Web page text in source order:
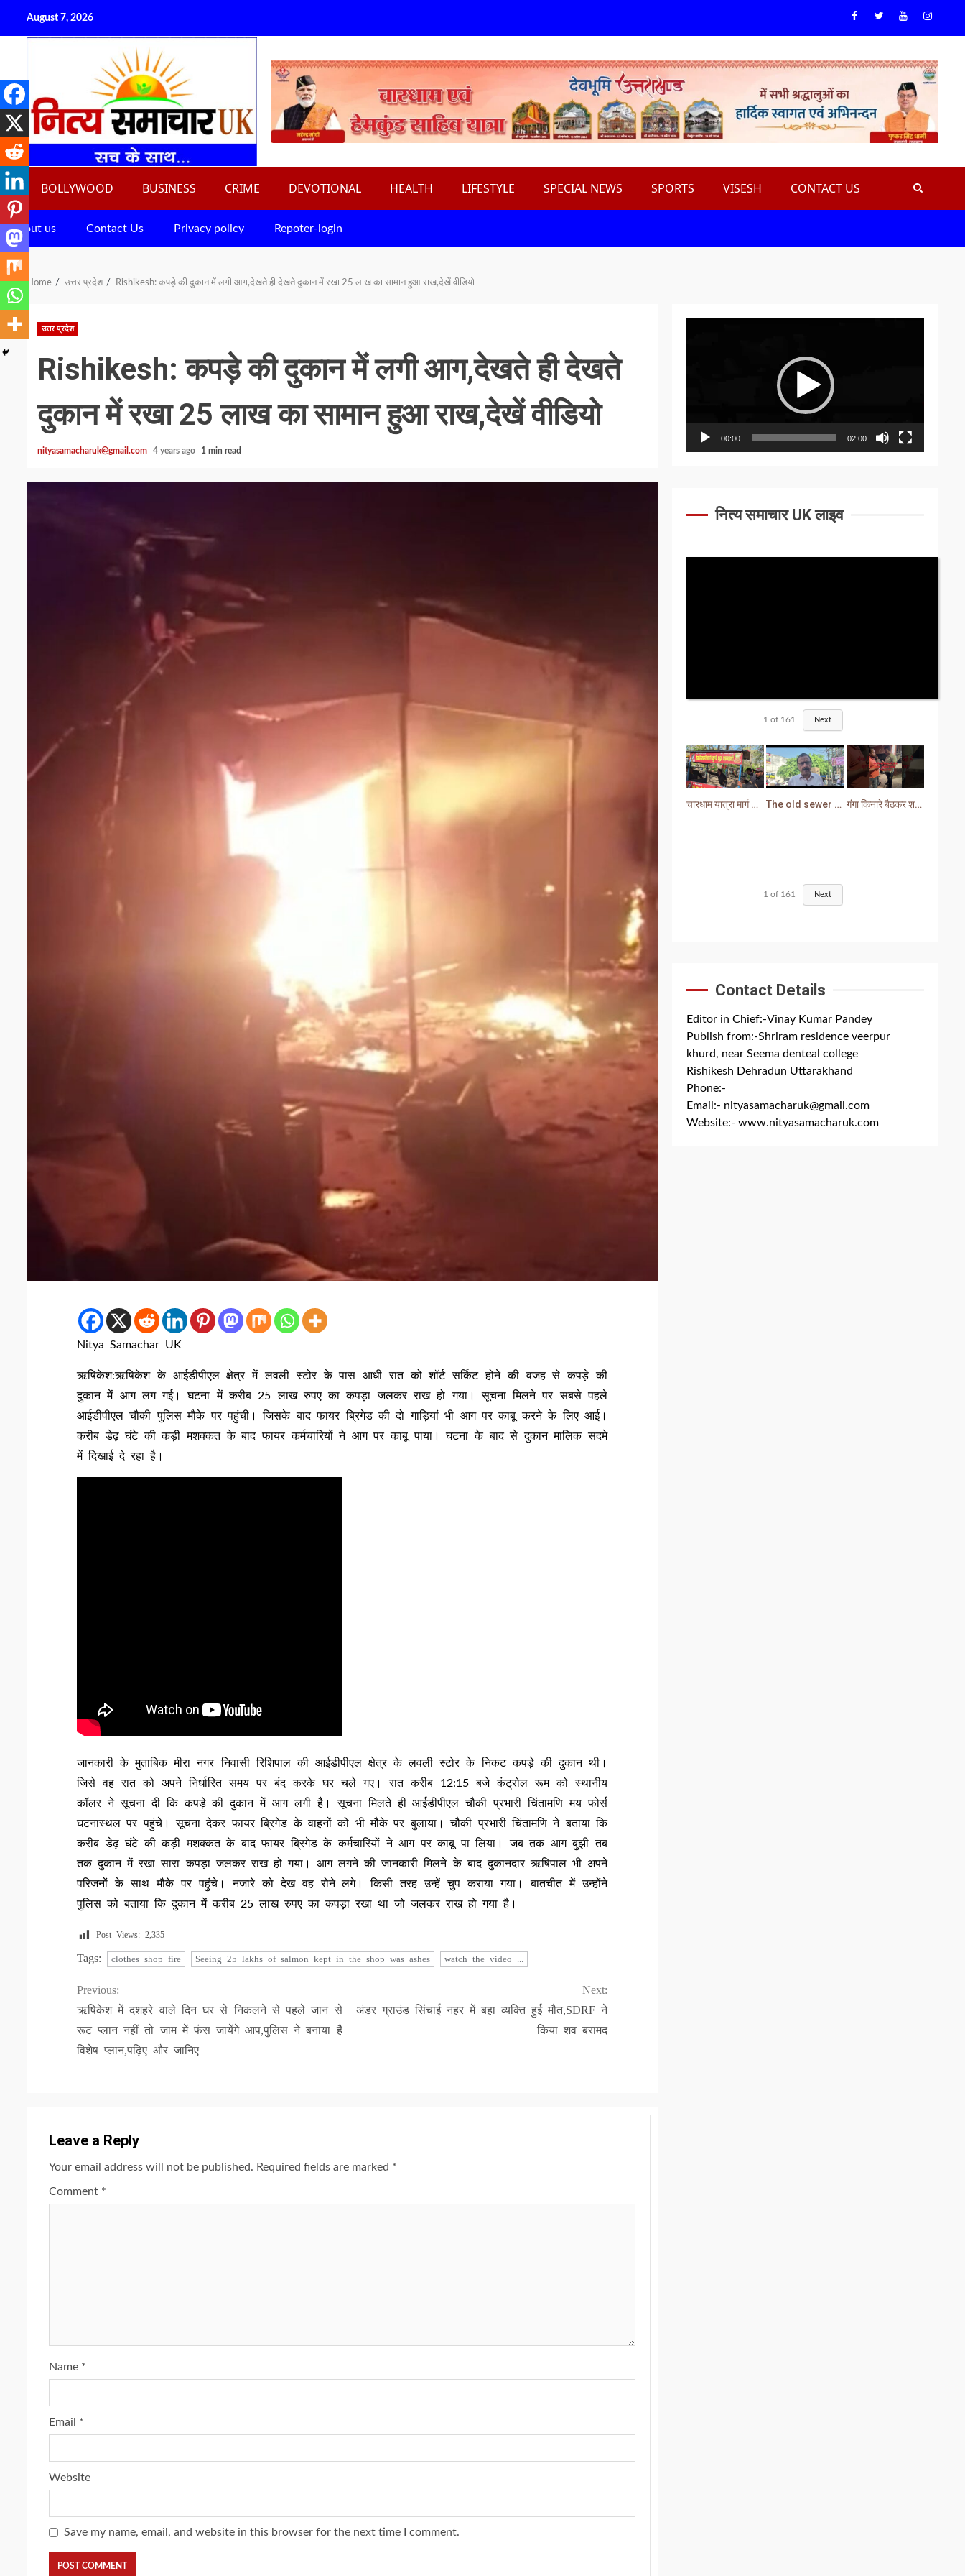
content
August 7, 2026 Facebook
TwiteerYoutube
BOLLYWOOD BUSINESS CRIME DEVOTIONAL HEALTH LIFESTYLE SPECIAL NEWS SPORTS VISESH CONTACT US
About us Contact Us Privacy policy Repoter-login
Home उत्तर प्रदेश Rishikesh: कपड़े की दुकान में लगी आग,देखते ही देखते दुकान में रखा 25 लाख का सामान हुआ राख,देखें वीडियो
उत्तर प्रदेश
Rishikesh: कपड़े की दुकान में लगी आग,देखते ही देखते
दुकान में रखा 25 लाख का सामान हुआ राख,देखें वीडियो
nityasamacharuk@gmail.com 4 years ago 1 min read
Nitya Samachar UK
ऋषिकेश:ऋषिकेश के आईडीपीएल क्षेत्र में लवली स्टोर के पास आधी रात को शॉर्ट सर्किट होने की वजह से कपड़े की
दुकान में आग लग गई। घटना में करीब 25 लाख रुपए का कपड़ा जलकर राख हो गया। सूचना मिलने पर सबसे पहले
आईडीपीएल चौकी पुलिस मौके पर पहुंची। जिसके बाद फायर ब्रिगेड की दो गाड़ियां भी आग पर काबू करने के लिए आई।
करीब डेढ़ घंटे की कड़ी मशक्कत के बाद फायर कर्मचारियों ने आग पर काबू पाया। घटना के बाद से दुकान मालिक सदमे
में दिखाई दे रहा है।
जानकारी के मुताबिक मीरा नगर निवासी रिशिपाल की आईडीपीएल क्षेत्र के लवली स्टोर के निकट कपड़े की दुकान थी।
जिसे वह रात को अपने निर्धारित समय पर बंद करके घर चले गए। रात करीब 12:15 बजे कंट्रोल रूम को स्थानीय
कॉलर ने सूचना दी कि कपड़े की दुकान में आग लगी है। सूचना मिलते ही आईडीपीएल चौकी प्रभारी चिंतामणि मय फोर्स
घटनास्थल पर पहुंचे। सूचना देकर फायर ब्रिगेड के वाहनों को भी मौके पर बुलाया। चौकी प्रभारी चिंतामणि ने बताया कि
करीब डेढ़ घंटे की कड़ी मशक्कत के बाद फायर ब्रिगेड के कर्मचारियों ने आग पर काबू पा लिया। जब तक आग बुझी तब
तक दुकान में रखा सारा कपड़ा जलकर राख हो गया। आग लगने की जानकारी मिलने के बाद दुकानदार ऋषिपाल भी अपने
परिजनों के साथ मौके पर पहुंचे। नजारे को देख वह रोने लगे। किसी तरह उन्हें चुप कराया गया। बातचीत में उन्होंने
पुलिस को बताया कि दुकान में करीब 25 लाख रुपए का कपड़ा रखा था जो जलकर राख हो गया है।
Post Views: 2,335
Tags: clothes shop fire Seeing 25 lakhs of salmon kept in the shop was ashes watch the video ...
Continue
Reading
Previous:
ऋषिकेश में दशहरे वाले दिन घर से निकलने से पहले जान से
रूट प्लान नहीं तो जाम में फंस जायेंगे आप,पुलिस ने बनाया है
विशेष प्लान,पढ़िए और जानिए
Next:
अंडर ग्राउंड सिंचाई नहर में बहा व्यक्ति हुई मौत,SDRF ने
किया शव बरामद
Leave a Reply
Your email address will not be published. Required fields are marked *
Comment *
Name *
Email *
Website
Save my name, email, and website in this browser for the next time I comment.
00:00 02:00
नित्य समाचार UK लाइव
1 of 161 Next
चारधाम यात्रा मार्ग से प्रशासन ने हटाया अतिक्रमण The old sewer line has become a problem for the people. Sewer water is entering people's houses. गंगा किनारे बैठकर शराब पीना युवक को पड़ा भारी लोगों ने सिखा दी मर्यादा
1 of 161 Next
Contact Details
Editor in Chief:-Vinay Kumar Pandey
Publish from:-Shriram residence veerpur
khurd, near Seema denteal college
Rishikesh Dehradun Uttarakhand
Phone:-
Email:- nityasamacharuk@gmail.com
Website:- www.nityasamacharuk.com